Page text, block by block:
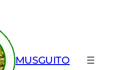
MUSGUITO